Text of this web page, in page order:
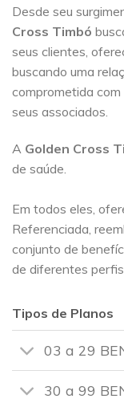
Desde seu
Cross Timbó
seus clientes,
buscando uma
comprometida
seus associados.
A Golden Cross
de saúde.
Em todos eles,
Referenciada,
conjunto de
de diferentes perfis.
Tipos de Planos
03 a 29
30 a 99